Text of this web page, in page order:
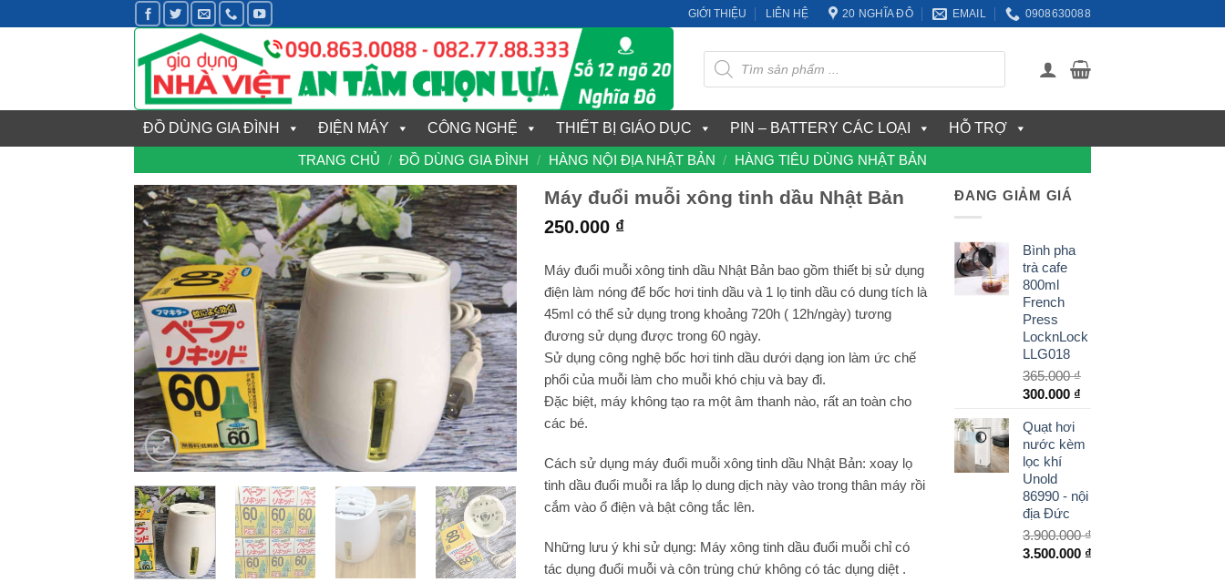
qua
GIỚI THIỆU LIÊN HỆ 20 NGHĨA ĐÔ EMAIL 0908630088
Tìm
kiếm
sản
phẩm
ĐỒ DÙNG GIA ĐÌNH ĐIỆN MÁY CÔNG NGHỆ THIẾT BỊ GIÁO DỤC PIN – BATTERY CÁC LOẠI HỖ TRỢ
TRANG CHỦ / ĐỒ DÙNG GIA ĐÌNH / HÀNG NỘI ĐỊA NHẬT BẢN / HÀNG TIÊU DÙNG NHẬT BẢN
Máy đuổi muỗi xông tinh dầu Nhật Bản
250.000 ₫
Máy đuổi muỗi xông tinh dầu Nhật Bản bao gồm thiết bị sử dụng
điện làm nóng để bốc hơi tinh dầu và 1 lọ tinh dầu có dung tích là
45ml có thể sử dụng trong khoảng 720h ( 12h/ngày) tương
đương sử dụng được trong 60 ngày.
Sử dụng công nghệ bốc hơi tinh dầu dưới dạng ion làm ức chế
phổi của muỗi làm cho muỗi khó chịu và bay đi.
Đặc biệt, máy không tạo ra một âm thanh nào, rất an toàn cho
các bé.
Cách sử dụng máy đuổi muỗi xông tinh dầu Nhật Bản: xoay lọ
tinh dầu đuổi muỗi ra lắp lọ dung dịch này vào trong thân máy rồi
cắm vào ổ điện và bật công tắc lên.
Những lưu ý khi sử dụng: Máy xông tinh dầu đuổi muỗi chỉ có
tác dụng đuổi muỗi và côn trùng chứ không có tác dụng diệt .
ĐANG GIẢM GIÁ
Bình pha
trà cafe
800ml
French
Press
LocknLock
LLG018
365.000₫
Giá
là:
365.000 ₫.
300.000 ₫
là:
Quạt hơi
nước kèm
lọc khí
Unold
86990 - nội
địa Đức
3.900.000₫
Giá
3.500.000 ₫